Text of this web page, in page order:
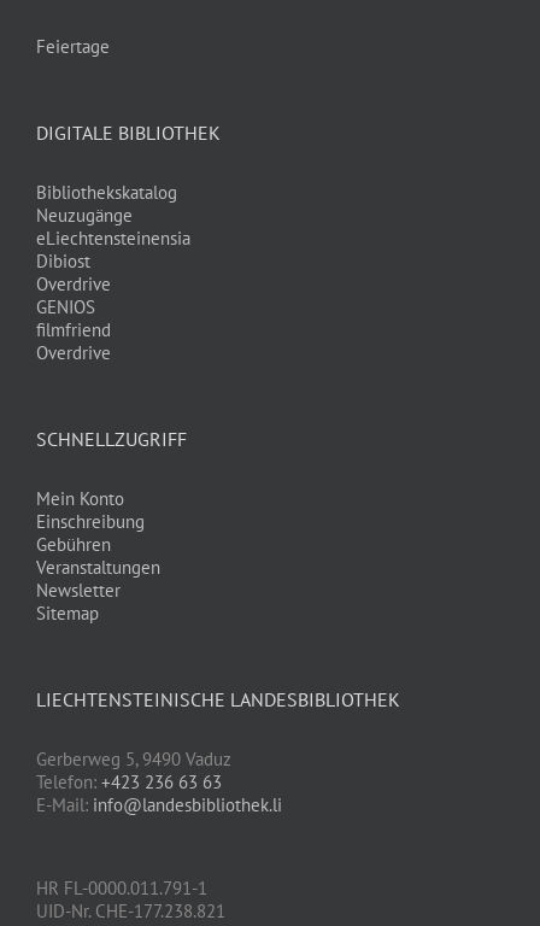
Feiertage
DIGITALE BIBLIOTHEK
Bibliothekskatalog
Neuzugänge
eLiechtensteinensia
Dibiost
Overdrive
GENIOS
filmfriend
Overdrive
SCHNELLZUGRIFF
Mein Konto
Einschreibung
Gebühren
Veranstaltungen
Newsletter
Sitemap
LIECHTENSTEINISCHE LANDESBIBLIOTHEK
Gerberweg 5, 9490 Vaduz
Telefon: +423 236 63 63
E-Mail: info@landesbibliothek.li
HR FL-0000.011.791-1
UID-Nr. CHE-177.238.821